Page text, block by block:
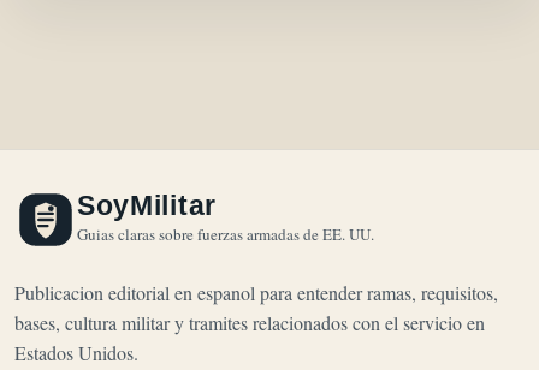
SoyMilitar
Guias claras sobre fuerzas armadas de EE. UU.
Publicacion editorial en espanol para entender ramas, requisitos,
bases, cultura militar y tramites relacionados con el servicio en
Estados Unidos.